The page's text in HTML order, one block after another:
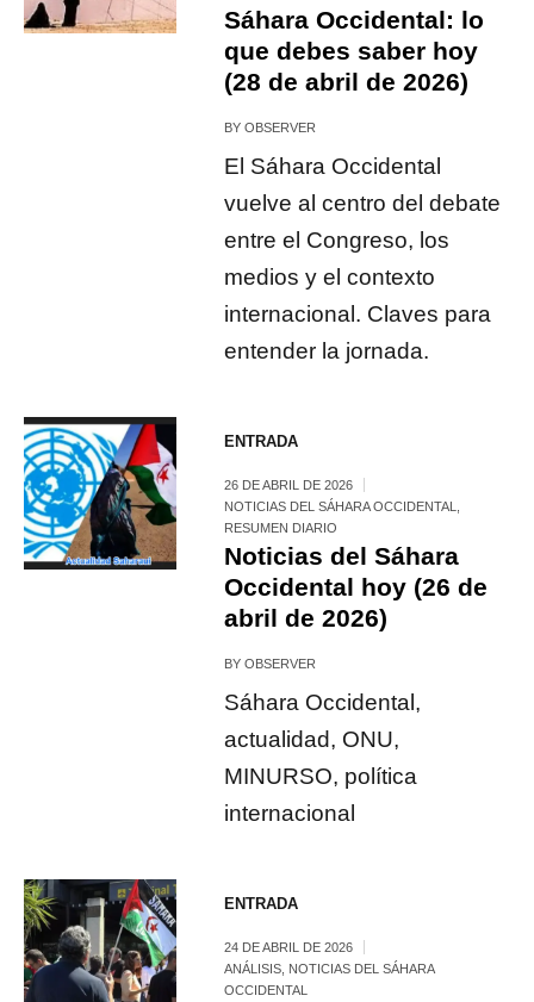
Sáhara Occidental: lo
que debes saber hoy
(28 de abril de 2026)
BYOBSERVER
El Sáhara Occidental
vuelve al centro del debate
entre el Congreso, los
medios y el contexto
internacional. Claves para
entender la jornada.
ENTRADA
26 DE ABRIL DE 2026
NOTICIAS DEL SÁHARA OCCIDENTAL
RESUMEN DIARIO
Noticias del Sáhara
Occidental hoy (26 de
abril de 2026)
BYOBSERVER
Sáhara Occidental,
actualidad, ONU,
MINURSO, política
internacional
ENTRADA
24 DE ABRIL DE 2026
ANÁLISIS NOTICIAS DEL SÁHARA
OCCIDENTAL